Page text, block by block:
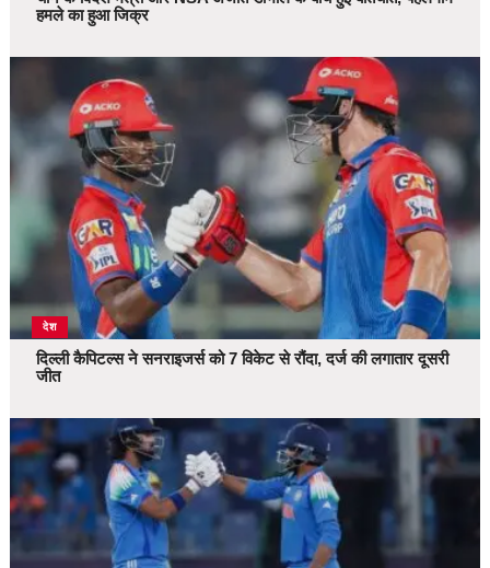
हमले का हुआ जिक्र
देश
दिल्ली कैपिटल्स ने सनराइजर्स को 7 विकेट से रौंदा, दर्ज की लगातार दूसरी
जीत